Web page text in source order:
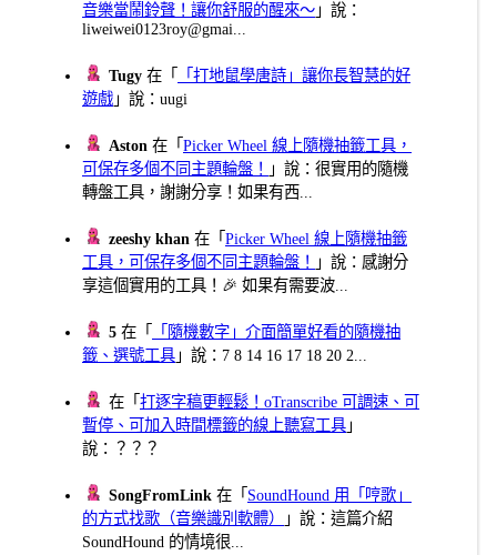
音樂當鬧鈴聲！讓你舒服的醒來～ 」說：
liweiwei0123roy@gmai...
Tugy 在「
「打地鼠學唐詩」讓你長智慧的好
遊戲 」說：uugi
Aston 在「Picker Wheel 線上隨機抽籤工具，
可保存多個不同主題輪盤！
」說：很實用的隨機
轉盤工具，謝謝分享！如果有西...
zeeshy khan 在「Picker Wheel 線上隨機抽籤
工具，可保存多個不同主題輪盤！
」說：感謝分
享這個實用的工具！🎉 如果有需要波...
5 在「
「隨機數字」介面簡單好看的隨機抽
籤、選號工具 」說：7 8 14 16 17 18 20 2...
在「打逐字稿更輕鬆！oTranscribe 可調速、可
暫停、可加入時間標籤的線上聽寫工具 」
說：？？？
SongFromLink 在「 SoundHound 用「哼歌」
的方式找歌（音樂識別軟體）
」說：這篇介紹
SoundHound 的情境很...